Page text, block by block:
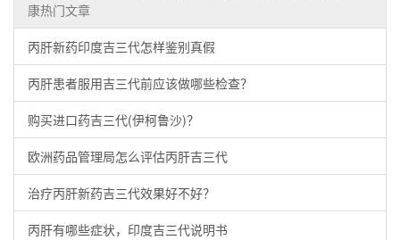
康热门文章
丙肝新药印度吉三代怎样鉴别真假
丙肝患者服用吉三代前应该做哪些检查？
购买进口药吉三代(伊柯鲁沙)？
欧洲药品管理局怎么评估丙肝吉三代
治疗丙肝新药吉三代效果好不好？
丙肝有哪些症状，印度吉三代说明书